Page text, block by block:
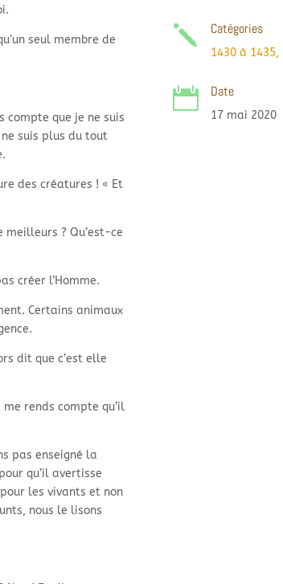
seul membre de
compte que je ne suis
suis plus du tout
des créatures ! « Et
meilleurs ? Qu’est-ce
créer l’Homme.
Certains animaux
dit que c’est elle
rends compte qu’il
pas enseigné la
qu’il avertisse
les vivants et non
nous le lisons
j Catégories
1430 à 1435,
 Date
17 mai 2020